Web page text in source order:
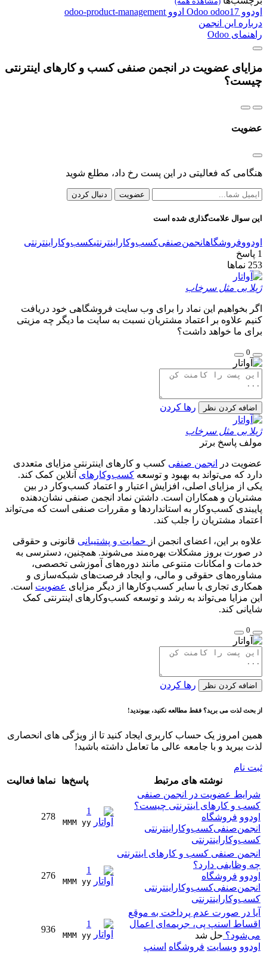
اودوو Odoo odoo17 ادوو odoo-product-management
درباره این انجمن
راهنمای Odoo
مزایای عضویت در انجمن صنفی کسب و کارهای اینترنتی
چیست؟
عضویت
هنگامی که فعالیتی در این پست رخ داد، مطلع شوید
عضویت دنبال کردن
این سوال علامت‌گذاری شده است
اودووفروشگاهانجمن‌صنفی‌کسب‌و‌کار‌اینترنتیکسب‌و‌کاراینترنتی
1 پاسخ
253 نماها
ژیلا بی مثل سرخاب
اگر بخواهیم این نماد را برای وب سایت فروشگاهی خود دریافت
کنیم علاوه بر اعتماد مشتریان نسبت به سایت ما دیگر چه مزیتی
برای ما خواهد داشت؟
0
اضافه کردن نظر رها کردن
ژیلا بی مثل سرخاب
مولف پاسخ برتر
عضویت در انجمن صنفی کسب و کارهای اینترنتی مزایای متعددی
دارد که می‌تواند به بهبود و توسعه کسب‌وکارهای آنلاین کمک کند.
یکی از مزایای اصلی، افزایش اعتبار و اعتماد کسب‌وکار در بین
مشتریان و همکاران است. داشتن نماد انجمن صنفی نشان‌دهنده
پایبندی کسب‌وکار به استانداردها و مقررات صنفی است که می‌تواند
اعتماد مشتریان را جلب کند.
علاوه بر این، اعضای انجمن از حمایت و پشتیبانی قانونی و حقوقی
در صورت بروز مشکلات بهره‌مند می‌شوند. همچنین، دسترسی به
خدمات و امکانات متنوعی مانند دوره‌های آموزشی تخصصی،
مشاوره‌های حقوقی و مالی، و ایجاد فرصت‌های شبکه‌سازی و
همکاری تجاری با سایر کسب‌وکارها از دیگر مزایای عضویت است.
این مزایا می‌تواند به رشد و توسعه کسب‌وکارهای اینترنتی کمک
شایانی کند.
0
اضافه کردن نظر رها کردن
از بحث لذت می برید؟ فقط مطالعه نکنید، بپیوندید!
همین امروز یک حساب کاربری ایجاد کنید تا از ویژگی های انحصاری
لذت ببرید و با جامعه عالی ما تعامل داشته باشید!
ثبت نام
نوشته های مرتبط
پاسخ‌ها نماها فعالیت
شرایط عضویت در انجمن صنفی
کسب و کارهای اینترنتی چیست؟
اودوو فروشگاه
انجمن‌صنفی‌کسب‌و‌کار‌اینترنتی
کسب‌و‌کاراینترنتی
1
MMM yy
278
انجمن صنفی کسب و کارهای اینترنتی
چه وظایفی دارد؟
اودوو فروشگاه
انجمن‌صنفی‌کسب‌و‌کار‌اینترنتی
کسب‌و‌کاراینترنتی
1
MMM yy
276
آیا در صورت عدم پرداخت به موقع
اقساط اسنپ پی، جریمه‌ای اعمال
می‌شود؟ حل شد
اودوو وبسایت فروشگاه اسنپ
1
MMM yy
936